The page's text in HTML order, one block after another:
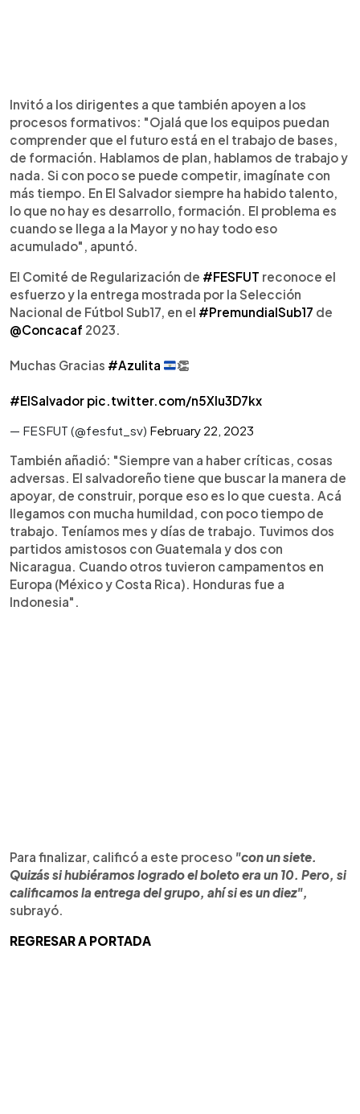
Invitó a los dirigentes a que también apoyen a los
procesos formativos: "Ojalá que los equipos puedan
comprender que el futuro está en el trabajo de bases,
de formación. Hablamos de plan, hablamos de trabajo y
nada. Si con poco se puede competir, imagínate con
más tiempo. En El Salvador siempre ha habido talento,
lo que no hay es desarrollo, formación. El problema es
cuando se llega a la Mayor y no hay todo eso
acumulado", apuntó.
El Comité de Regularización de #FESFUT reconoce el
esfuerzo y la entrega mostrada por la Selección
Nacional de Fútbol Sub17, en el #PremundialSub17 de
@Concacaf 2023.
Muchas Gracias #Azulita 👏
#ElSalvador pic.twitter.com/n5Xlu3D7kx
— FESFUT (@fesfut_sv) February 22, 2023
También añadió: "Siempre van a haber críticas, cosas
adversas. El salvadoreño tiene que buscar la manera de
apoyar, de construir, porque eso es lo que cuesta. Acá
llegamos con mucha humildad, con poco tiempo de
trabajo. Teníamos mes y días de trabajo. Tuvimos dos
partidos amistosos con Guatemala y dos con
Nicaragua. Cuando otros tuvieron campamentos en
Europa (México y Costa Rica). Honduras fue a
Indonesia".
Para finalizar, calificó a este proceso "con un siete.
Quizás si hubiéramos logrado el boleto era un 10. Pero, si
calificamos la entrega del grupo, ahí si es un diez",
subrayó.
REGRESAR A PORTADA